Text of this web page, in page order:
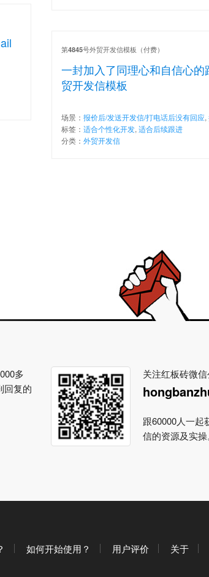
一封加入了同理心和自信心的
贸开发信模板
第4845号外贸开发信模板（付费）
场景： 报价后/发送开发信/打电话后没有回应,
标签： 适合个性化开发, 适合后续跟进
分类： 外贸开发信
多
回复的
关注红板砖微信
跟60000人一起
信的资源及实操
如何开始使用？ 用户评价 关于